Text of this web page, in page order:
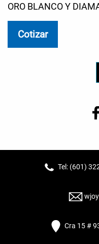
ORO BLANCO Y
Cotizar
Tel: (601)
Cra 15 #